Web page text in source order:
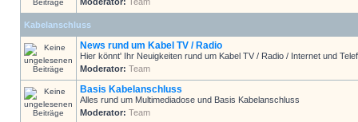
Kabelanschluss
News rund um Kabel TV / Radio
Hier könnt' Ihr Neuigkeiten rund um Kabel TV / Radio / Internet und
Moderator: Team
Basis Kabelanschluss
Alles rund um Multimediadose und Basis Kabelanschluss
Moderator: Team